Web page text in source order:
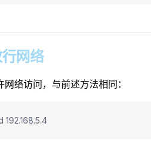
网络
络访问，与前述方法相同：